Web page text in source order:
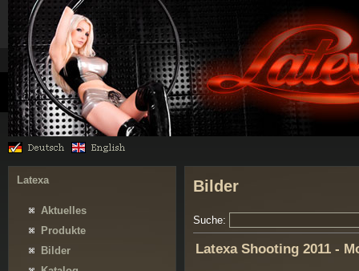
Latexa
Aktuelles
Produkte
Bilder
Bilder
Suche:
Latexa Shooting 2011 -